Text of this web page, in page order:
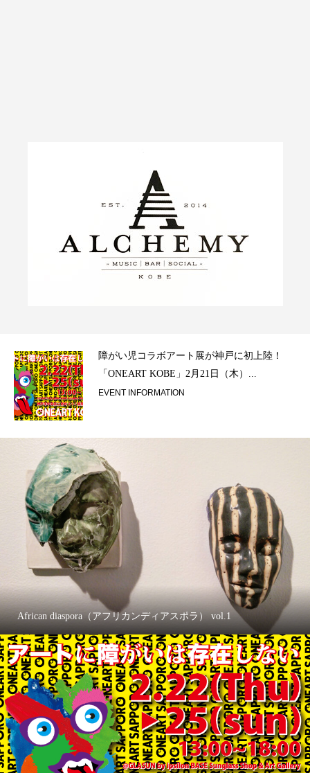
障がい児コラボアート展が神戸に初上陸！
「ONEART KOBE」2月21日（木）...
EVENT INFORMATION
African diaspora（アフリカンディアスポラ） vol.1